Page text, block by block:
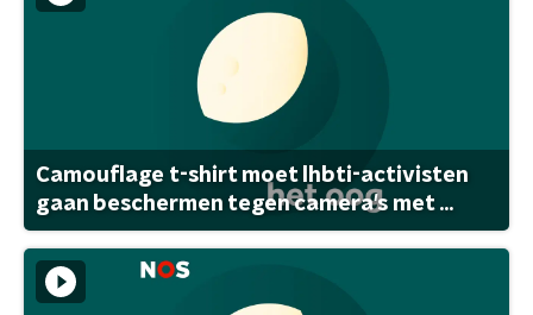
Camouflage t-shirt moet lhbti-activisten
gaan beschermen tegen camera's met ...